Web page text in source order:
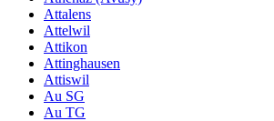
Attalens
Attelwil
Attikon
Attinghausen
Attiswil
Au SG
Au TG